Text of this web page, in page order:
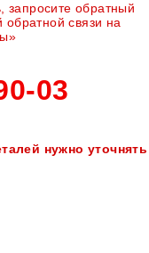
обратный
обратной связи на
03
нужно уточнять